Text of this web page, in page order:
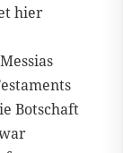
hier
Botschaft